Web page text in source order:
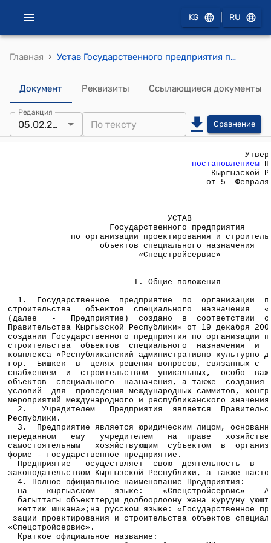
KG RU
Главная › Устав Государственного предприятия по организации проектирования и строительства объектов специального назначения "Спецстройсервис" (Утвержден постановлением Правительства КР от 05 февраля 2003 года № 44).
Документ Реквизиты Ссылающиеся документы
Редакция
05.02.2003 Сравнение